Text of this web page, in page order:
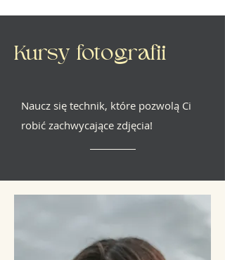
Kursy fotografii
Naucz się technik, które pozwolą Ci
robić zachwycające zdjęcia!